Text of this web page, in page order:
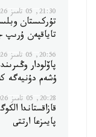
21:30, 05 تامىز 2026
تۇركىستان
تاياقپەن ۇرىپ
20:56, 05 تامىز 2026
پاۆلودار
ۇشەم دۇنيەگە
20:28, 05 تامىز 2026
پايىزعا ارتتى